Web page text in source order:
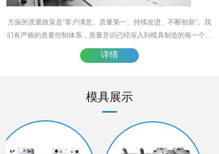
方振的质量政策是“客户满意、质量第一、持续改进、不断创新”。我
们有严格的质量控制体系，质量意识已经深入到模具制造的每一个过
程。
详情
模具展示